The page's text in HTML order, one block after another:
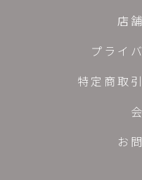
店
プライ
特定商取
お